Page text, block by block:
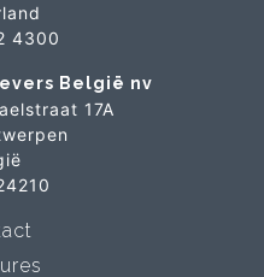
4300
België nv
17A